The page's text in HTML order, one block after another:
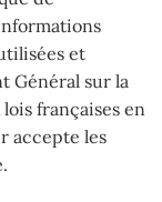
et
Général sur la
françaises en
accepte les